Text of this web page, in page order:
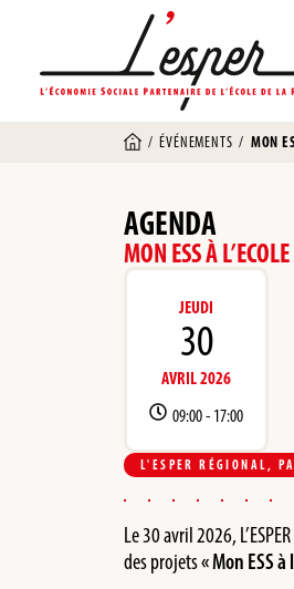
/ÉVÉNEMENTS / MON
AGENDA
MON ESS À
JEUDI
30
AVRIL 2026
09:00 - 17:00
L'ESPER RÉGIONAL,
Le 30 avril 2026,
des projets« Mon ESS à